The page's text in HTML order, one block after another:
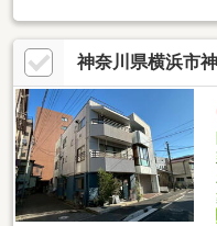
です。お気軽にお問い合わ
物件はもちろん、「住宅ロ
駅１分」に店舗がございま
車でご来社の際は、無料駐
地見学をご希望のお客様は
す。
神奈川県横浜市